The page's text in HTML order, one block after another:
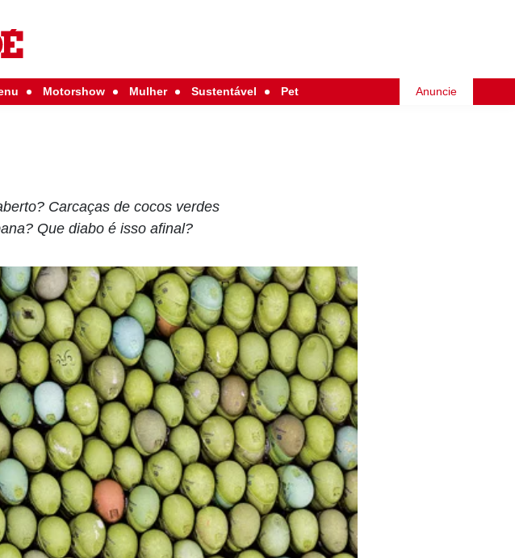
Motorshow Mulher Sustentável Pet Anuncie
Carcaças de cocos verdes
Que diabo é isso afinal?